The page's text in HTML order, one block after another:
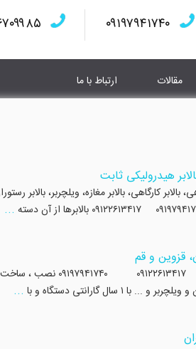
۰۹۱۹۷۹۴۱۷۴۰ ۰۲۶-
مقالات ارتباط با ما
هیدرولیکی ثابت
کارگاهی، بالابر مغازه، ویلچربر، بالابر
...
قزوین و قم
قیمت بالابر تک نفره هیدرولیک جهت ساخت و نصب بالابر با ما
گارانتی دستگاه و با
...